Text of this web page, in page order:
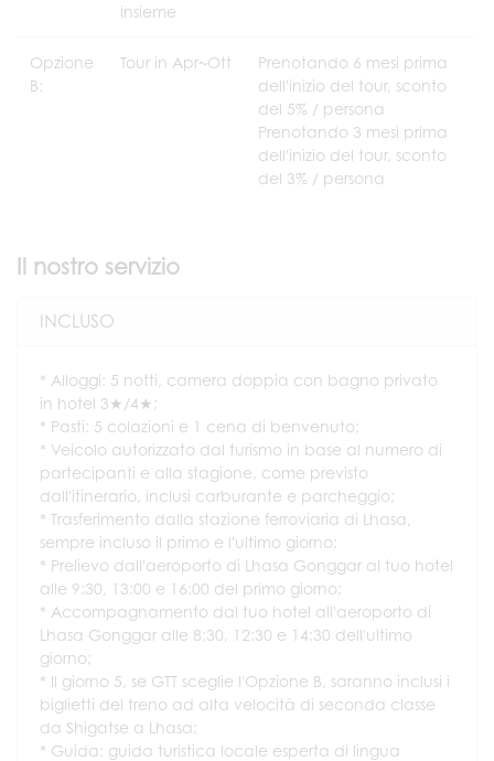
insieme
Opzione
B:
Tour in Apr~Ott
Prenotando 6 mesi prima
dell'inizio del tour, sconto
del 5% / persona
Prenotando 3 mesi prima
dell'inizio del tour, sconto
del 3% / persona
Il nostro servizio
INCLUSO
* Alloggi: 5 notti, camera doppia con bagno privato
in hotel 3★/4★;
* Pasti: 5 colazioni e 1 cena di benvenuto;
* Veicolo autorizzato dal turismo in base al numero di
partecipanti e alla stagione, come previsto
dall'itinerario, inclusi carburante e parcheggio;
* Trasferimento dalla stazione ferroviaria di Lhasa,
sempre incluso il primo e l'ultimo giorno;
* Prelievo dall'aeroporto di Lhasa Gonggar al tuo hotel
alle 9:30, 13:00 e 16:00 del primo giorno;
* Accompagnamento dal tuo hotel all'aeroporto di
Lhasa Gonggar alle 8:30, 12:30 e 14:30 dell'ultimo
giorno;
* Il giorno 5, se GTT sceglie l'Opzione B, saranno inclusi i
biglietti del treno ad alta velocità di seconda classe
da Shigatse a Lhasa;
* Guida: guida turistica locale esperta di lingua